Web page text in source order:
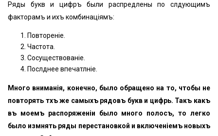
Ряды букв и цифръ были распредѣлены по слѣдующимъ
факторамъ и ихъ комбинаціямъ:
Повтореніе.
Частота.
Сосуществованіе.
Послѣднее впечатлѣніе.
Много вниманія, конечно, было обращено на то, чтобы не
повторять тѣхъ же самыхъ рядовъ букв и цифрь. Такъ какъ
въ моемъ распоряженіи было много полосъ, то легко
было измѣнять ряды перестановкой и включеніемъ новыхъ